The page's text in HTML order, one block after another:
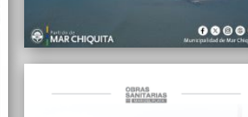
Confirmaron casos de triquinosis en Mar del
Plata y Necochea
01/07/2024 15:39
"El cierre de locales comerciales en Mar del
titular de la UCIP